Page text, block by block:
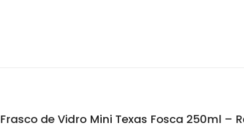
Frasco de Vidro Mini Texas Fosca 250ml –